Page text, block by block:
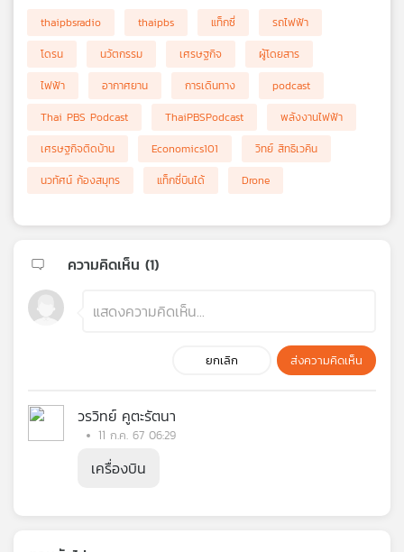
thaipbsradio thaipbs แท็กซี่
รถไฟฟ้า
โดรน
นวัตกรรม เศรษฐกิจ
ผู้โดยสาร
ไฟฟ้า
อากาศยาน การเดินทาง
podcast
Thai PBS Podcast
ThaiPBSPodcast
พลังงานไฟฟ้า
เศรษฐกิจติดบ้าน
Economics101
วิทย์ สิทธิเวคิน
นวทัศน์ ก้องสมุทร
แท็กซี่บินได้ Drone
ความคิดเห็น (1)
ยกเลิก ส่งความคิดเห็น
วรวิทย์ คูตะรัตนา
11 ก.ค. 67 06:29
เครื่องบิน